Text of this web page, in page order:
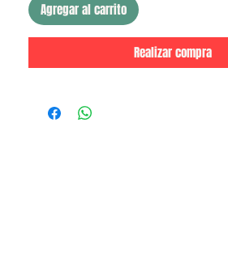
Agregar al carrito
Realizar compra